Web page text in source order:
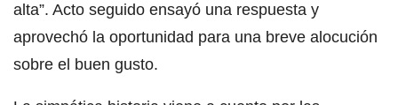
alta”. Acto seguido ensayó una respuesta y
aprovechó la oportunidad para una breve alocución
sobre el buen gusto.